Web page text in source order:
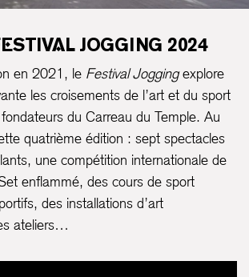
JOGGING 2024
en 2021, le Festival Joggingexplore
les croisements de l’art et du sport
du Carreau du Temple. Au
quatrième édition : sept spectacles
une compétition internationale de
enflammé, des cours de sport
des installations d’art
ateliers…